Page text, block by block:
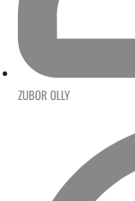
ZUBOR OLLY